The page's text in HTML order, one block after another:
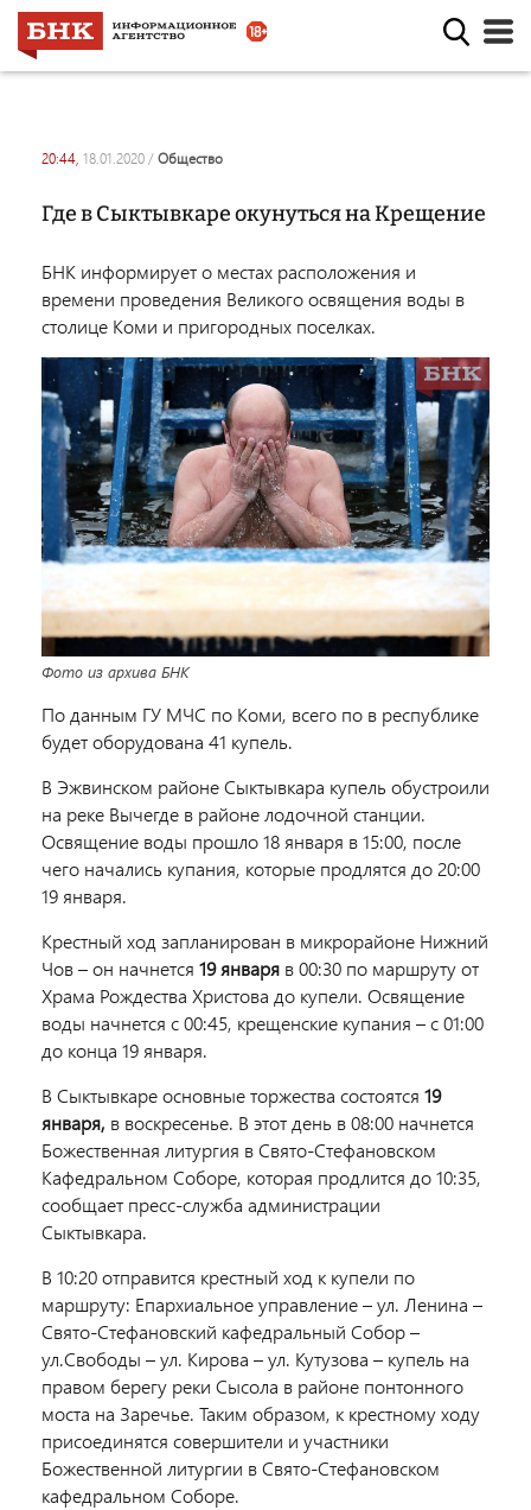
20:44, 18.01.2020 / общество
Где в Сыктывкаре окунуться на Крещение
БНК информирует о местах расположения и
времени проведения Великого освящения воды в
столице Коми и пригородных поселках.
Фото из архива БНК
По данным ГУ МЧС по Коми, всего по в республике
будет оборудована 41 купель.
В Эжвинском районе Сыктывкара купель обустроили
на реке Вычегде в районе лодочной станции.
Освящение воды прошло 18 января в 15:00, после
чего начались купания, которые продлятся до 20:00
19 января.
Крестный ход запланирован в микрорайоне Нижний
Чов – он начнется 19 января в 00:30 по маршруту от
Храма Рождества Христова до купели. Освящение
воды начнется с 00:45, крещенские купания – с 01:00
до конца 19 января.
В Сыктывкаре основные торжества состоятся 19
января, в воскресенье. В этот день в 08:00 начнется
Божественная литургия в Свято-Стефановском
Кафедральном Соборе, которая продлится до 10:35,
сообщает пресс-служба администрации
Сыктывкара.
В 10:20 отправится крестный ход к купели по
маршруту: Епархиальное управление – ул. Ленина –
Свято-Стефановский кафедральный Собор –
ул.Свободы – ул. Кирова – ул. Кутузова – купель на
правом берегу реки Сысола в районе понтонного
моста на Заречье. Таким образом, к крестному ходу
присоединятся совершители и участники
Божественной литургии в Свято-Стефановском
кафедральном Соборе.